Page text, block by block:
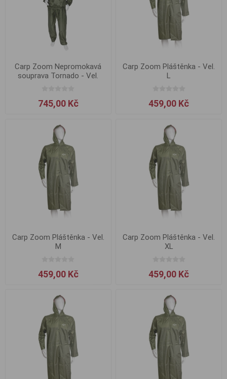
Carp Zoom Nepromokavá
souprava Tornado - Vel.
745,00 Kč
Carp Zoom Pláštěnka - Vel.
L
459,00 Kč
Carp Zoom Pláštěnka - Vel.
M
459,00 Kč
Carp Zoom Pláštěnka - Vel.
XL
459,00 Kč